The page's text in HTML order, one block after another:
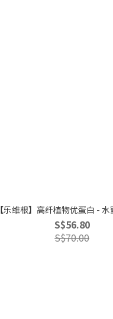
【乐维根】高纤植物优蛋白 -
S$56.80
S$70.00